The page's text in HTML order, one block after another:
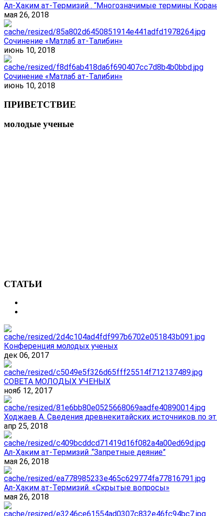
Ал-Ҳаким ат-Термизий . “Многозначимые термины
мая 26, 2018
Сочинение «Матлаб ат-Талибин»
июнь 10, 2018
Сочинение «Матлаб ат-Талибин»
июнь 10, 2018
ПРИВЕТСТВИЕ
молодые ученые
СТАТЬИ
Конференция молодых ученых
дек 06, 2017
СОВЕТА МОЛОДЫХ УЧЕНЫХ
нояб 12, 2017
Ходжаев А. Сведения древнекитайских источников по
апр 25, 2018
Ал-Ҳаким ат-Термизий .“Запретные деяние”
мая 26, 2018
Ал-Ҳаким ат-Термизий. «Скрытые вопросы»
мая 26, 2018